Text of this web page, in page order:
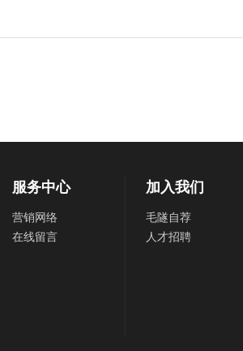
服务中心
营销网络
在线留言
加入我们
毛隧自荐
人才招聘